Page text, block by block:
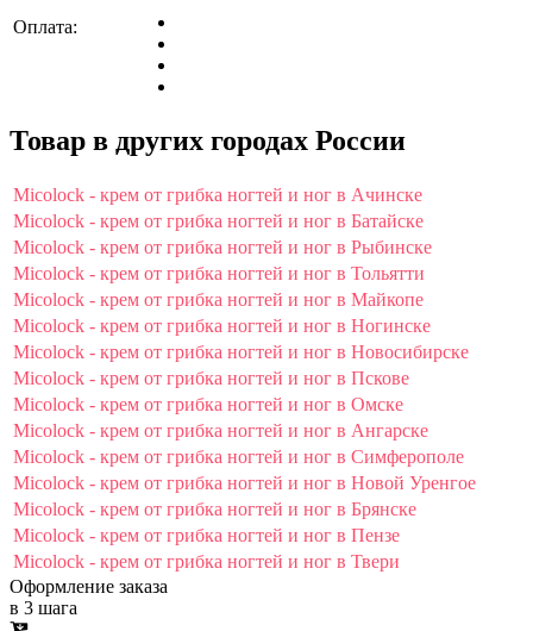
Оплата:
Товар в других городах России
Micolock - крем от грибка ногтей и ног в Ачинске
Micolock - крем от грибка ногтей и ног в Батайске
Micolock - крем от грибка ногтей и ног в Рыбинске
Micolock - крем от грибка ногтей и ног в Тольятти
Micolock - крем от грибка ногтей и ног в Майкопе
Micolock - крем от грибка ногтей и ног в Ногинске
Micolock - крем от грибка ногтей и ног в Новосибирске
Micolock - крем от грибка ногтей и ног в Пскове
Micolock - крем от грибка ногтей и ног в Омске
Micolock - крем от грибка ногтей и ног в Ангарске
Micolock - крем от грибка ногтей и ног в Симферополе
Micolock - крем от грибка ногтей и ног в Новой Уренгое
Micolock - крем от грибка ногтей и ног в Брянске
Micolock - крем от грибка ногтей и ног в Пензе
Micolock - крем от грибка ногтей и ног в Твери
Оформление заказа
в 3 шага